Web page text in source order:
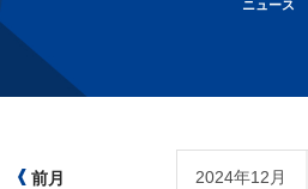
ニュース
前月